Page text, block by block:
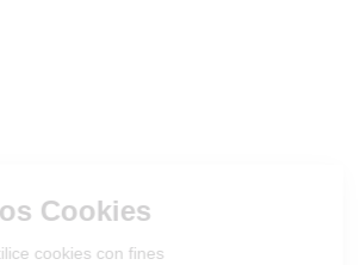
Gestión de los Cookies
¿Acepta que el sitio utilice cookies con fines